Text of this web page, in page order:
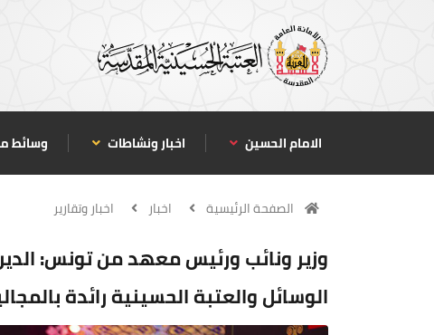
الامام الحسين اخبار ونشاطات وسائط
الصفحة الرئيسية اخبار اخبار وتقارير
وزير ونائب ورئيس معهد من تونس:
الوسائل والعتبة الحسينية رائدة